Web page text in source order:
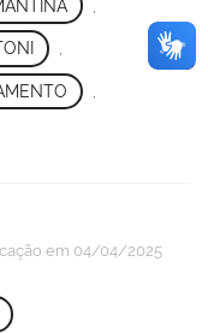
,
em 04/04/2025